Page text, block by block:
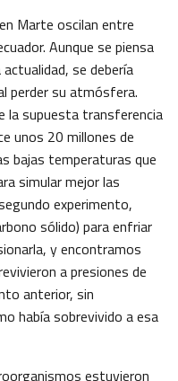
Marte oscilan entre
Aunque se piensa
se debería
perder su atmósfera.
la supuesta transferencia
unos 20 millones de
bajas temperaturas que
simular mejor las
experimento,
sólido) para enfriar
y encontramos
a presiones de
anterior, sin
había sobrevivido a esa
estuvieron